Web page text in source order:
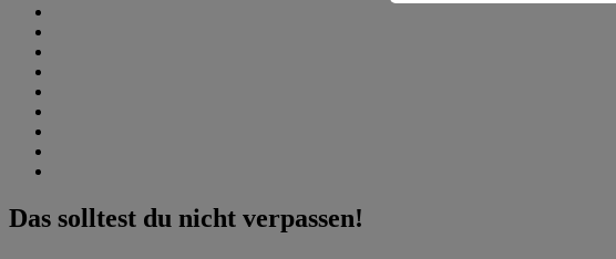
Das solltest du nicht verpassen!